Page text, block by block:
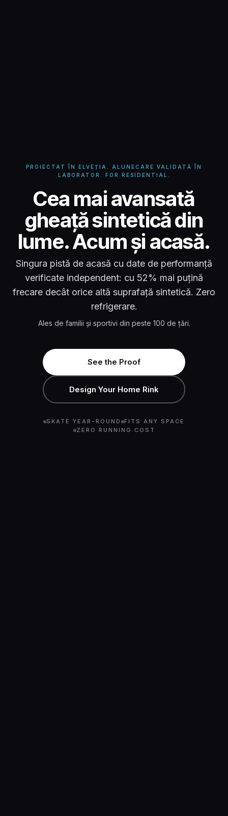
PROIECTAT ÎN ELVEȚIA. ALUNECARE VALIDATĂ ÎN
LABORATOR. FOR RESIDENTIAL.
Glice Gheață
Cea mai avansată
gheață sintetică din
lume. Acum și acasă.
Singura pistă de acasă cu date de performanță
verificate independent: cu 52% mai puțină
frecare decât orice altă suprafață sintetică. Zero
refrigerare.
Ales de familii și sportivi din peste 100 de țări.
See the Proof
Design Your Home Rink
SKATE YEAR-ROUND
FITS ANY SPACE
ZERO RUNNING COST